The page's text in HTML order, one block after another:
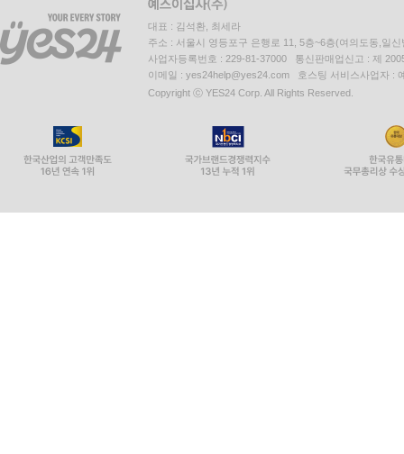
대표 : 김석환, 최세라
주소 : 서울시 영등포구 은행로 11, 5층~6층(여의도동,일신
사업자등록번호 : 229-81-37000 통신판매업신고 : 제
이메일 : yes24help@yes24.com 호스팅 서비스사업자 :
Copyright ⓒ YES24 Corp. All Rights Reserved.